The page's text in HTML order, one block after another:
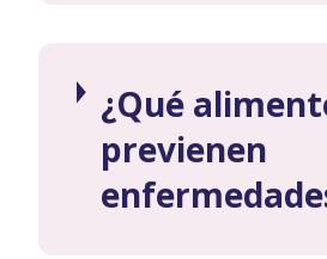
¿Qué
previenen